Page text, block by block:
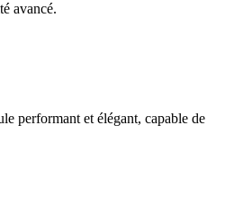
avancé.
performant et élégant, capable de